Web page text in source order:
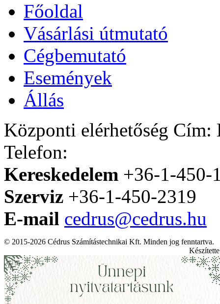
Főoldal
Vásárlási útmutató
Cégbemutató
Események
Állás
Központi elérhetőség Cím:
Telefon:
Kereskedelem +36-1-450-
Szerviz +36-1-450-2319
E-mail cedrus@cedrus.hu
© 2015-2026 Cédrus Számítástechnikai Kft. Minden jog fenntartva.